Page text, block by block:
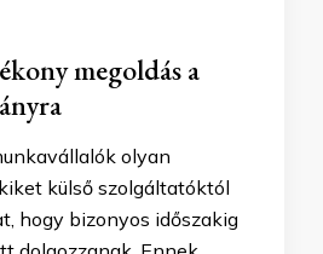
megoldás a
olyan
külső szolgáltatóktól
hogy bizonyos időszakig